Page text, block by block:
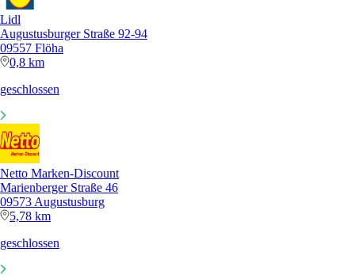
Lidl
Augustusburger Straße 92-94
09557 Flöha
0,8 km
geschlossen
Netto Marken-Discount
Marienberger Straße 46
09573 Augustusburg
5,78 km
geschlossen